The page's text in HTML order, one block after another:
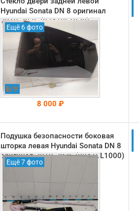
Hyundai Sonata DN 8 оригинал
2019-2025 (83410L1020)
Ещё 6 фото
Б/У
8 000 ₽
На складе: Раменское
-->
Подушка безопасности боковая
шторка левая Hyundai Sonata DN 8
оригинал 2019-2025 (80410L1000)
Ещё 7 фото